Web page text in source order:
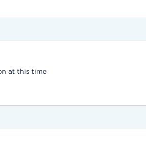
at this time